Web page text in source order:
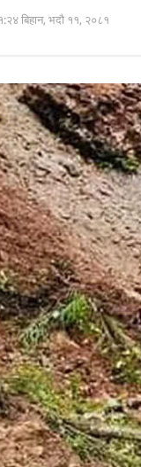
बिहान, भदौ ११, २०८१